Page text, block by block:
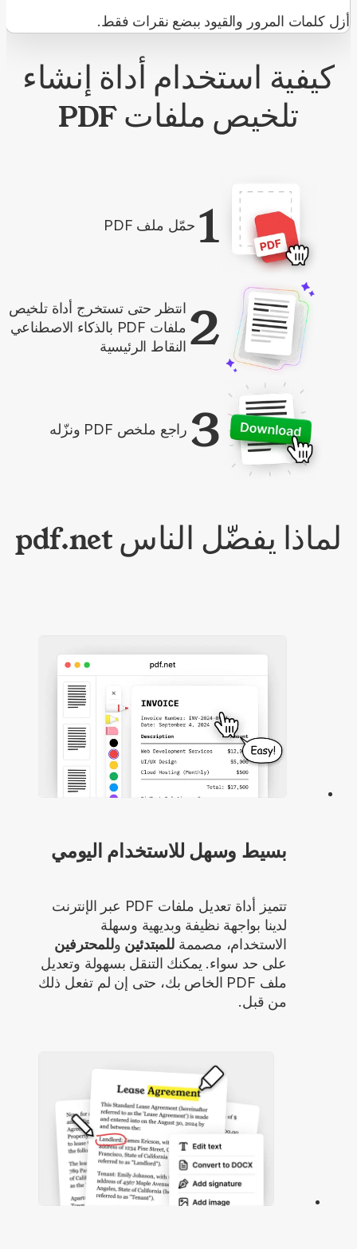
أزل كلمات المرور والقيود ببضع نقرات فقط.
كيفية استخدام أداة إنشاء
تلخيص ملفات PDF
1 حمّل ملف PDF
2 انتظر حتى تستخرج أداة تلخيص
ملفات PDF بالذكاء الاصطناعي
النقاط الرئيسية
3 راجع ملخص PDF ونزّله
لماذا يفضّل الناس pdf.net
بسيط وسهل للاستخدام اليومي
تتميز أداة تعديل ملفات PDF عبر الإنترنت
لدينا بواجهة نظيفة وبديهية وسهلة
الاستخدام، مصممةللمبتدئين وللمحترفين
على حد سواء. يمكنك التنقل بسهولة وتعديل
ملف PDF الخاص بك، حتى إن لم تفعل ذلك
من قبل.